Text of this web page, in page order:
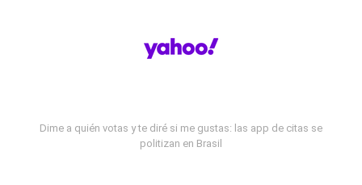
Dime a quién votas y te diré si me gustas: las app de citas se
politizan en Brasil